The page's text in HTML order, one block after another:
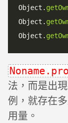
Object.
Object.
Object.
法，而是出
例，就存在
用量。